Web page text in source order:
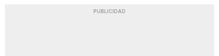
PUBLICIDAD